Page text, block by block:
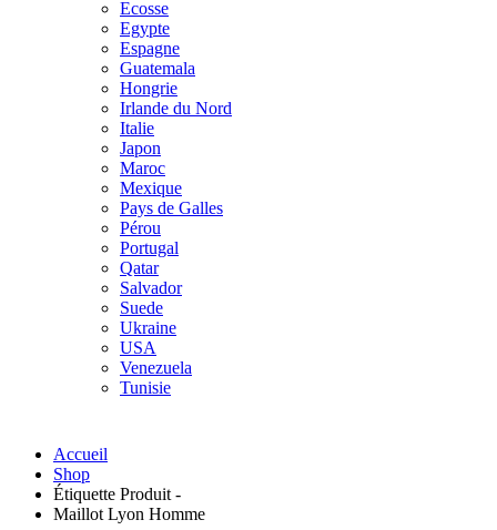
Ecosse
Egypte
Espagne
Guatemala
Hongrie
Irlande du Nord
Italie
Japon
Maroc
Mexique
Pays de Galles
Pérou
Portugal
Qatar
Salvador
Suede
Ukraine
USA
Venezuela
Tunisie
Accueil
Shop
Étiquette Produit -
Maillot Lyon Homme